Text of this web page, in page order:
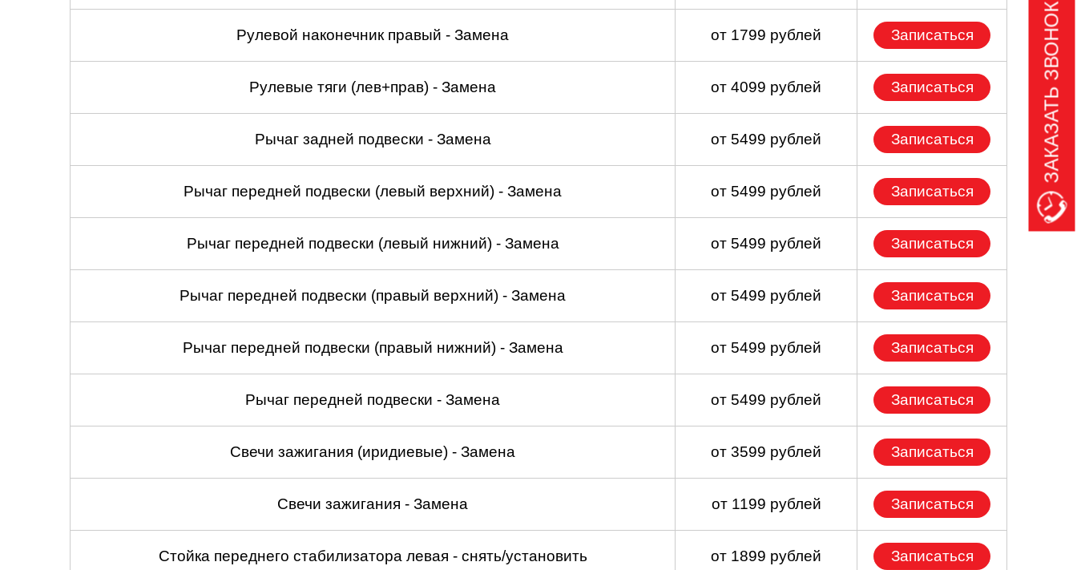
Рулевой наконечник правый - Замена от 1799 рублей Записаться
Рулевые тяги (лев+прав) - Замена от 4099 рублей Записаться
Рычаг задней подвески - Замена от 5499 рублей Записаться
Рычаг передней подвески (левый верхний) - Замена от 5499 рублей Записаться
Рычаг передней подвески (левый нижний) - Замена от 5499 рублей Записаться
Рычаг передней подвески (правый верхний) - Замена от 5499 рублей Записаться
Рычаг передней подвески (правый нижний) - Замена от 5499 рублей Записаться
Рычаг передней подвески - Замена от 5499 рублей Записаться
Свечи зажигания (иридиевые) - Замена от 3599 рублей Записаться
Свечи зажигания - Замена от 1199 рублей Записаться
Стойка переднего стабилизатора левая - снять/установить от 1899 рублей Записаться
ЗАКАЗАТЬ ЗВОНОК